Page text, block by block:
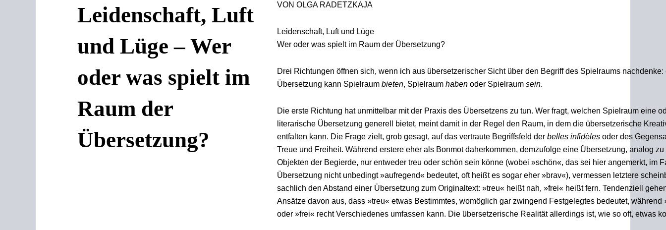
Leidenschaft, Luft
und Lüge – Wer
oder was spielt im
Raum der
Übersetzung?
VON OLGA RADETZKAJA
Leidenschaft, Luft und Lüge
Wer oder was spielt im Raum der Übersetzung?
Drei Richtungen öffnen sich, wenn ich aus übersetzerischer Sicht über den Begriff des Spielraums nachdenke:
Übersetzung kann Spielraum bieten, Spielraum habenoder Spielraum sein.
Die erste Richtung hat unmittelbar mit der Praxis des Übersetzens zu tun. Wer fragt, welchen Spielraum eine
literarische Übersetzung generell bietet, meint damit in der Regel den Raum, in dem die übersetzerische
entfalten kann. Die Frage zielt, grob gesagt, auf das vertraute Begriffsfeld der belles infidèlesoder des
Treue und Freiheit. Während erstere eher als Bonmot daherkommen, demzufolge eine Übersetzung, analog
Objekten der Begierde, nur entweder treu oder schön sein könne (wobei »schön«, das sei hier angemerkt, im
Übersetzung nicht unbedingt »aufregend« bedeutet, oft heißt es sogar eher »brav«), vermessen letztere
sachlich den Abstand einer Übersetzung zum Originaltext: »treu« heißt nah, »frei« heißt fern. Tendenziell
Ansätze davon aus, dass »treu« etwas Bestimmtes, womöglich gar zwingend Festgelegtes bedeutet, während
oder »frei« recht Verschiedenes umfassen kann. Die übersetzerische Realität allerdings ist, wie so oft, etwas